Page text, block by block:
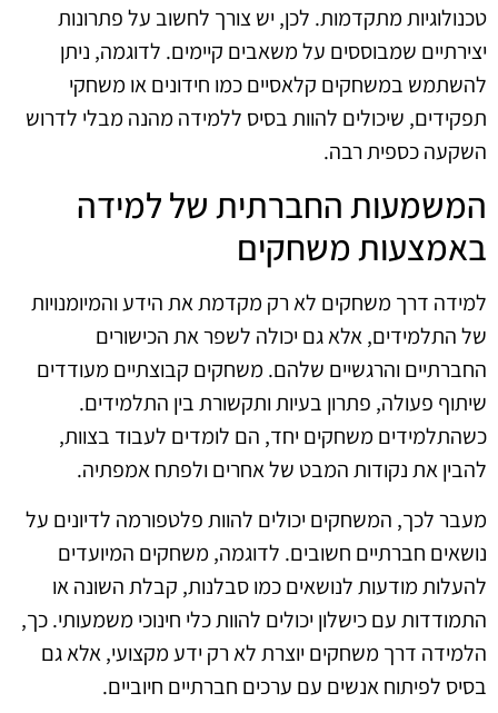
טכנולוגיות מתקדמות. לכן, יש צורך לחשוב על פתרונות
יצירתיים שמבוססים על משאבים קיימים. לדוגמה, ניתן
להשתמש במשחקים קלאסיים כמו חידונים או משחקי
תפקידים, שיכולים להוות בסיס ללמידה מהנה מבלי לדרוש
השקעה כספית רבה.
המשמעות החברתית של למידה
באמצעות משחקים
למידה דרך משחקים לא רק מקדמת את הידע והמיומנויות
של התלמידים, אלא גם יכולה לשפר את הכישורים
החברתיים והרגשיים שלהם. משחקים קבוצתיים מעודדים
שיתוף פעולה, פתרון בעיות ותקשורת בין התלמידים.
כשהתלמידים משחקים יחד, הם לומדים לעבוד בצוות,
להבין את נקודות המבט של אחרים ולפתח אמפתיה.
מעבר לכך, המשחקים יכולים להוות פלטפורמה לדיונים על
נושאים חברתיים חשובים. לדוגמה, משחקים המיועדים
להעלות מודעות לנושאים כמו סבלנות, קבלת השונה או
התמודדות עם כישלון יכולים להוות כלי חינוכי משמעותי. כך,
הלמידה דרך משחקים יוצרת לא רק ידע מקצועי, אלא גם
בסיס לפיתוח אנשים עם ערכים חברתיים חיוביים.